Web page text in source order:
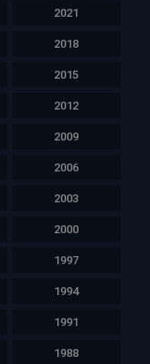
2021
2018
2015
2012
2009
2006
2003
2000
1997
1994
1991
1988